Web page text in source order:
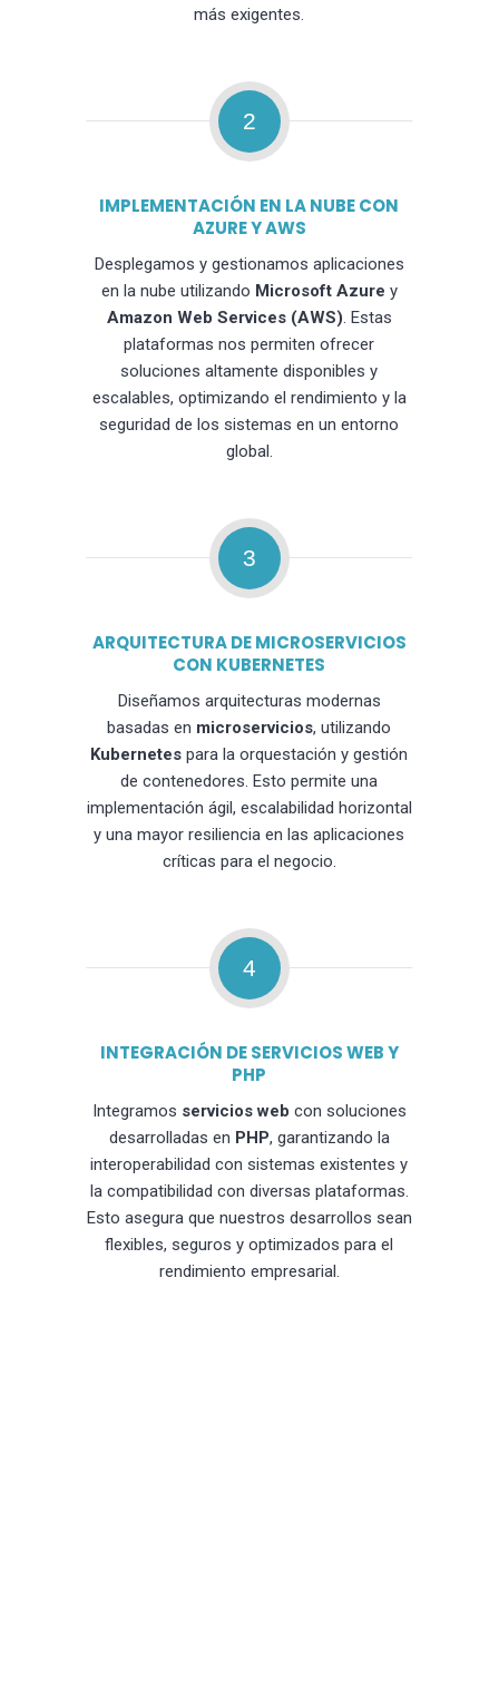
más exigentes.
2
IMPLEMENTACIÓN EN LA NUBE CON
AZURE Y AWS
Desplegamos y gestionamos aplicaciones
en la nube utilizando Microsoft Azure y
Amazon Web Services (AWS). Estas
plataformas nos permiten ofrecer
soluciones altamente disponibles y
escalables, optimizando el rendimiento y la
seguridad de los sistemas en un entorno
global.
3
ARQUITECTURA DE MICROSERVICIOS
CON KUBERNETES
Diseñamos arquitecturas modernas
basadas en microservicios, utilizando
Kubernetes para la orquestación y gestión
de contenedores. Esto permite una
implementación ágil, escalabilidad horizontal
y una mayor resiliencia en las aplicaciones
críticas para el negocio.
4
INTEGRACIÓN DE SERVICIOS WEB Y
PHP
Integramos servicios web con soluciones
desarrolladas en PHP, garantizando la
interoperabilidad con sistemas existentes y
la compatibilidad con diversas plataformas.
Esto asegura que nuestros desarrollos sean
flexibles, seguros y optimizados para el
rendimiento empresarial.